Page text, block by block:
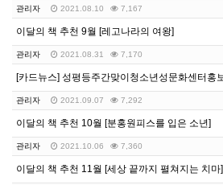
관리자 2021.08.10 7,167
이달의 책 추천 9월 [레고나라의 여왕]
관리자 2021.08.31 7,170
관리자 2021.09.07 7,292
이달의 책 추천 10월 [분홍원피스를 입은 소년]
관리자 2021.10.06 7,360
이달의 책 추천 11월 [세상 끝까지 펼쳐지는 치마]